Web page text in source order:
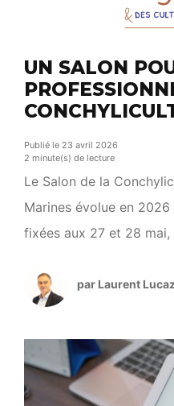
UN SALON
Publié le 23 avril 2026
2 minute(s) de lecture
Le Salon de la
Marines évolue en
fixées aux 27 et 28
L’événement s’installe
de La Tremblade, dans
connecté à l’activité
Pendant deux jours,
par Laurent